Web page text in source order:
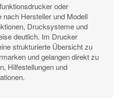
oder
Hersteller und Modell
Drucksysteme und
deutlich. Im Drucker
strukturierte Übersicht zu
und gelangen direkt zu
Hilfestellungen und